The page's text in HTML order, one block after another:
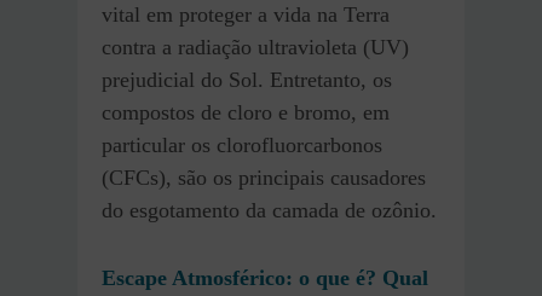
vital em proteger a vida na Terra
contra a radiação ultravioleta (UV)
prejudicial do Sol. Entretanto, os
compostos de cloro e bromo, em
particular os clorofluorcarbonos
(CFCs), são os principais causadores
do esgotamento da camada de ozônio.
Escape Atmosférico: o que é? Qual